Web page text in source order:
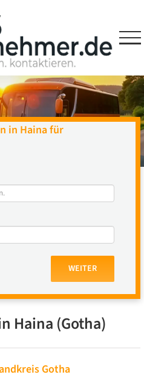
in Haina für
WEITER
Haina (Gotha)
Gotha